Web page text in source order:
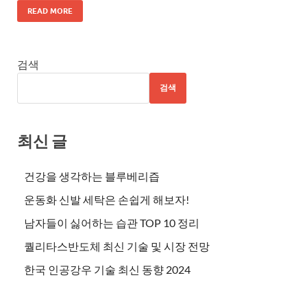
READ MORE
검색
검색
최신 글
건강을 생각하는 블루베리즙
운동화 신발 세탁은 손쉽게 해보자!
남자들이 싫어하는 습관 TOP 10 정리
퀄리타스반도체 최신 기술 및 시장 전망
한국 인공강우 기술 최신 동향 2024